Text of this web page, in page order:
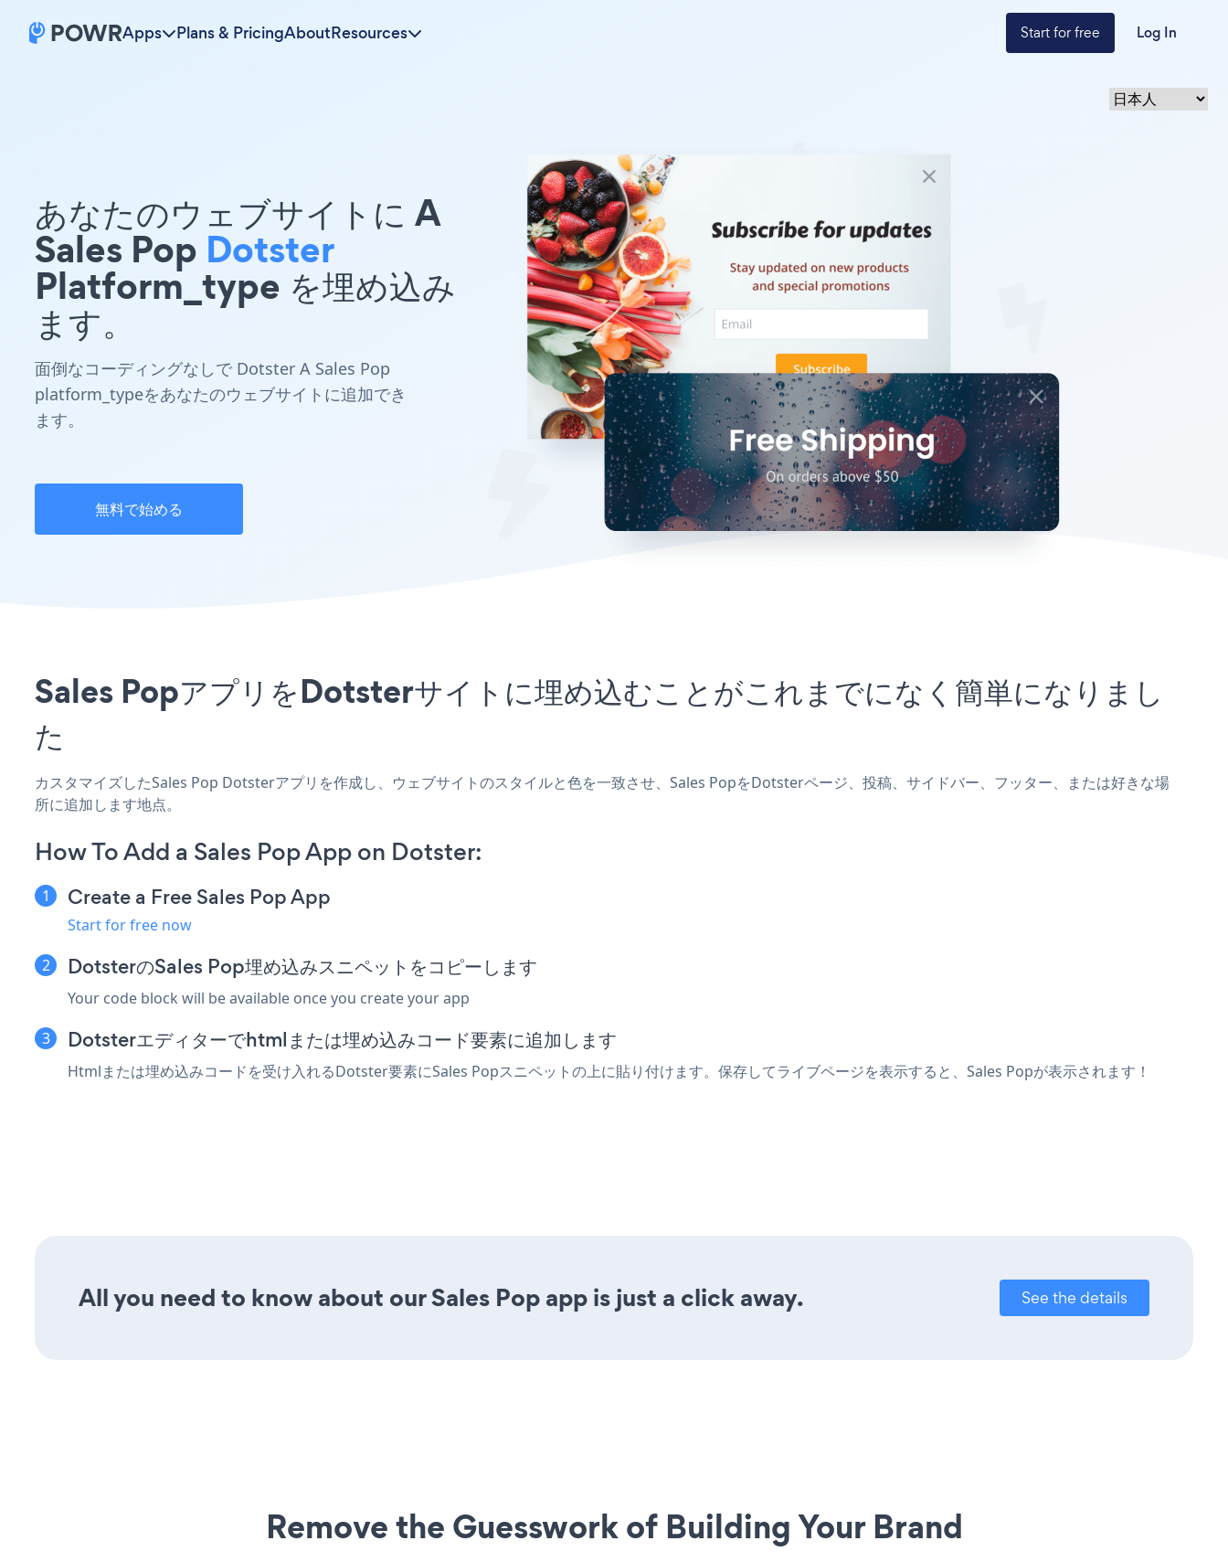
Apps Plans & PricingAboutResources Start for free Log In
あなたのウェブサイトに A
Sales Pop Dotster
Platform_type を埋め込み
ます。
面倒なコーディングなしで Dotster A Sales Pop
platform_typeをあなたのウェブサイトに追加でき
ます。
無料で始める
Sales PopアプリをDotsterサイトに埋め込むことがこれまでになく簡単になりまし
た
カスタマイズしたSales Pop Dotsterアプリを作成し、ウェブサイトのスタイルと色を一致させ、Sales PopをDotsterページ、投稿、サイドバー、フッター、または好きな場
所に追加します地点。
How To Add a Sales Pop App on Dotster:
Create a Free Sales Pop App
Start for free now
DotsterのSales Pop埋め込みスニペットをコピーします
Your code block will be available once you create your app
Dotsterエディターでhtmlまたは埋め込みコード要素に追加します
Htmlまたは埋め込みコードを受け入れるDotster要素にSales Popスニペットの上に貼り付けます。保存してライブページを表示すると、Sales Popが表示されます！
All you need to know about our Sales Pop app is just a click away. See the details
Remove the Guesswork of Building Your Brand